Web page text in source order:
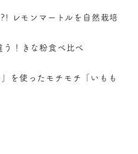
レモンマートルを自然栽培
う！きな粉食べ比べ
を使ったモチモチ「いもも